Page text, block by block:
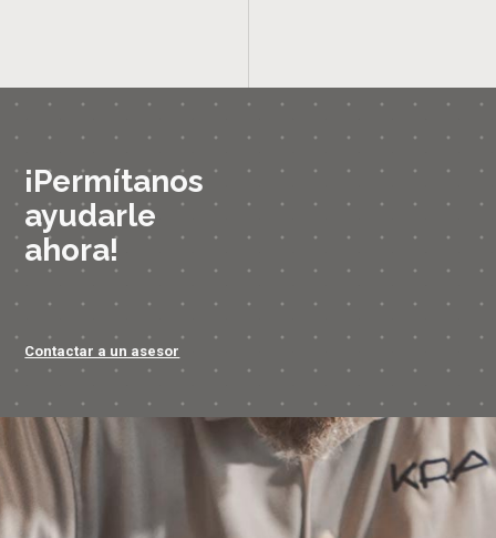
¡Permítanos
ayudarle
ahora!
Contactar a un asesor